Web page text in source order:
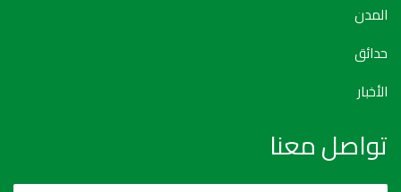
المدن
حدائق
الأخبار
تواصل معنا